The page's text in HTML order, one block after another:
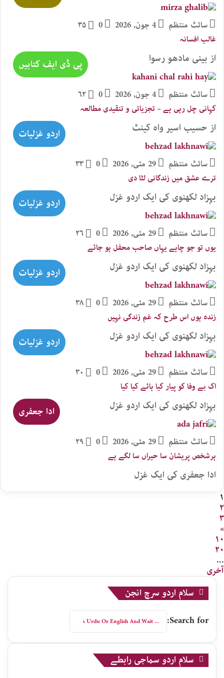
سائٹ منتظم 4 جون, 2026 0 ۳۵
غالب افسانہ
از بینی مادھو رسوا پی ڈی ایف کتابیں
سائٹ منتظم 4 جون, 2026 0 ۶۲
کہانی چل رہی ہے – تجزیاتی و تنقیدی مطالعہ
از حسیب اسیر واہ کینٹ اردو غزلیات
سائٹ منتظم 29 مئی, 2026 0 ۳۳
ترے عشق میں زندگانی لٹا دی
بہزاد لکھنوی کی ایک اردو غزل اردو غزلیات
سائٹ منتظم 29 مئی, 2026 0 ۲۶
یوں تو جو چاہے یہاں صاحب محفل ہو جائے
بہزاد لکھنوی کی ایک اردو غزل اردو غزلیات
سائٹ منتظم 29 مئی, 2026 0 ۳۸
زندہ ہوں اس طرح کہ غم زندگی نہیں
بہزاد لکھنوی کی ایک اردو غزل اردو غزلیات
سائٹ منتظم 29 مئی, 2026 0 ۳۰
اک بے وفا کو پیار کیا ہائے کیا کیا
بہزاد لکھنوی کی ایک اردو غزل ادا جعفری
سائٹ منتظم 29 مئی, 2026 0 ۲۹
ہرشخص پریشان سا حیراں سا لگے ہے
ادا جعفری کی ایک غزل
۱
۲
۳
»
۱۰
۲۰
...
آخری
سلام اردو سرچ انجن
Search for:
سلام اردو سماجی رابطے